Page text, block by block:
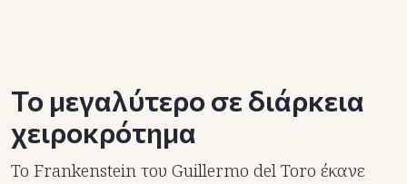
Το μεγαλύτερο σε διάρκεια
χειροκρότημα
Το Frankenstein του Guillermo del Toro έκανε